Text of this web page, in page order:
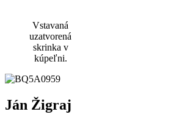
Vstavaná
uzatvorená
skrinka v
kúpeľni.
Ján Žigraj